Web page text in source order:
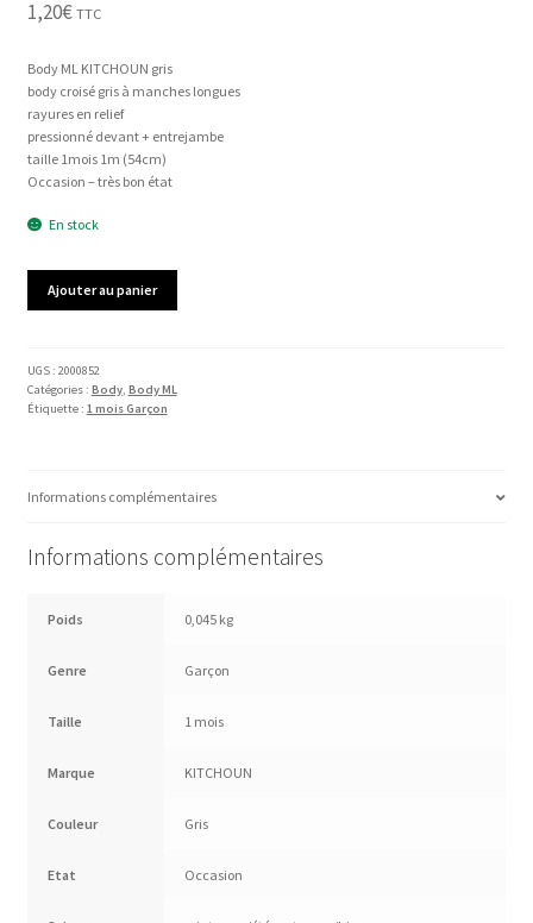
1,20€ TTC
Body ML KITCHOUN gris
body croisé gris à manches longues
rayures en relief
pressionné devant + entrejambe
taille 1mois 1m (54cm)
Occasion – très bon état
En stock
KITCHOUN
Ajouter au panier
UGS : 2000852
Catégories : Body, Body ML
Étiquette : 1 mois Garçon
Informations complémentaires
Informations complémentaires
Poids 0,045 kg
Genre Garçon
Taille 1 mois
Marque KITCHOUN
Couleur Gris
Etat Occasion